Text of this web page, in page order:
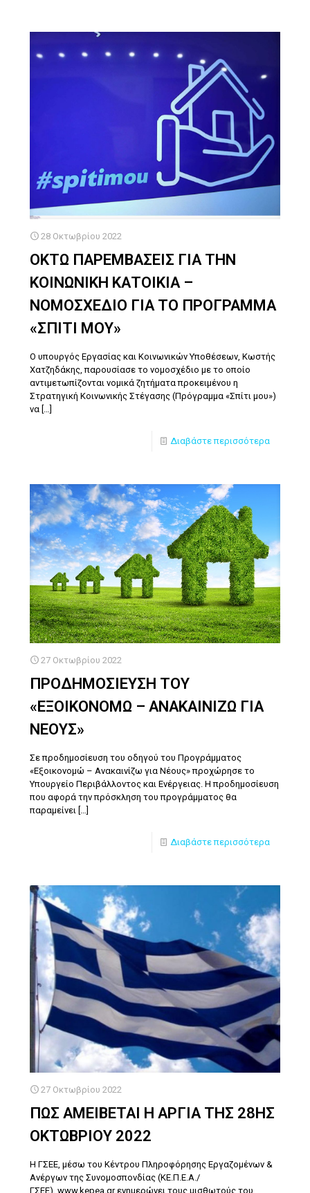
28 Οκτωβρίου 2022
ΟΚΤΩ ΠΑΡΕΜΒΑΣΕΙΣ ΓΙΑ ΤΗΝ
ΚΟΙΝΩΝΙΚΗ ΚΑΤΟΙΚΙΑ –
ΝΟΜΟΣΧΕΔΙΟ ΓΙΑ ΤΟ ΠΡΟΓΡΑΜΜΑ
«ΣΠΙΤΙ ΜΟΥ»
Ο υπουργός Εργασίας και Κοινωνικών Υποθέσεων, Κωστής
Χατζηδάκης, παρουσίασε το νομοσχέδιο με το οποίο
αντιμετωπίζονται νομικά ζητήματα προκειμένου η
Στρατηγική Κοινωνικής Στέγασης (Πρόγραμμα «Σπίτι μου»)
να […]
Διαβάστε περισσότερα
27 Οκτωβρίου 2022
ΠΡΟΔΗΜΟΣΙΕΥΣΗ ΤΟΥ
«ΕΞΟΙΚΟΝΟΜΩ – ΑΝΑΚΑΙΝΙΖΩ ΓΙΑ
ΝΕΟΥΣ»
Σε προδημοσίευση του οδηγού του Προγράμματος
«Εξοικονομώ – Ανακαινίζω για Νέους» προχώρησε το
Υπουργείο Περιβάλλοντος και Ενέργειας. Η προδημοσίευση
που αφορά την πρόσκληση του προγράμματος θα
παραμείνει
Διαβάστε περισσότερα
27 Οκτωβρίου 2022
ΠΩΣ ΑΜΕΙΒΕΤΑΙ Η ΑΡΓΙΑ ΤΗΣ 28ΗΣ
ΟΚΤΩΒΡΙΟΥ 2022
H ΓΣΕΕ, μέσω του Κέντρου Πληροφόρησης Εργαζομένων &
Ανέργων της Συνομοσπονδίας (ΚΕ.Π.Ε.Α./
ΓΣΕΕ), www.kepea.gr ενημερώνει τους μισθωτούς του